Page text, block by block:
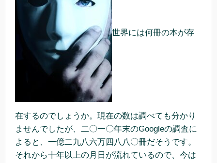
世界には何冊の本が存
在するのでしょうか。現在の数は調べても分かり
ませんでしたが、二〇一〇年末のGoogleの調査に
よると、一億二九八六万四八八〇冊だそうです。
それから十年以上の月日が流れているので、今は